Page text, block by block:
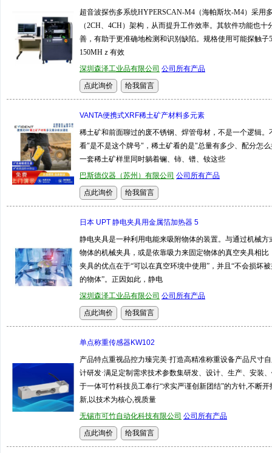
超音波探伤多系统HYPERSCAN-M4（海帕斯坎-M4）采用
（2CH、4CH）架构，从而提升工作效率。其软件功能也十
善，有助于更准确地检测和识别缺陷。规格使用可能探触子
150MHｚ有效
深圳森泽工业品有限公司 公司所有产品
VANTA便携式XRF稀土矿产材料多元素
稀土矿和前面聊过的废不锈钢、焊管母材，不是一个逻辑。
看"是不是这个牌号"，稀土矿看的是"总量有多少、配分怎
一套稀土矿样里同时躺着镧、铈、镨、钕这些
巴斯德仪器（苏州）有限公司 公司所有产品
日本 UPT 静电夹具用金属箔加热器 5
静电夹具是一种利用电能来吸附物体的装置。与通过机械方
物体的机械夹具，或是依靠吸力来固定物体的真空夹具相比
夹具的优点在于“可以在真空环境中使用”，并且“不会损坏
的物体”。正因如此，静电
深圳森泽工业品有限公司 公司所有产品
单点称重传感器KW102
产品特点重视品控力臻完美·打造高精准称重设备产品尺寸
计研发·满足定制需求技术参数集研发、设计、生产、安装
于一体可竹科技员工奉行“求实严谨创新团结”的方针,不断开
新,以技术为核心,视质量
无锡市可竹自动化科技有限公司 公司所有产品